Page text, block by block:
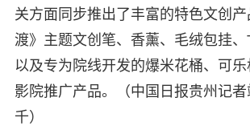
关方面同步推出了丰富的特色文创产
渡》主题文创笔、香薰、毛绒包挂、
以及专为院线开发的爆米花桶、可
影院推广产品。（中国日报贵州记
千）